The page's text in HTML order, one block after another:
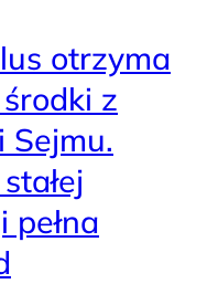
otrzyma
z
Sejmu.
pełna